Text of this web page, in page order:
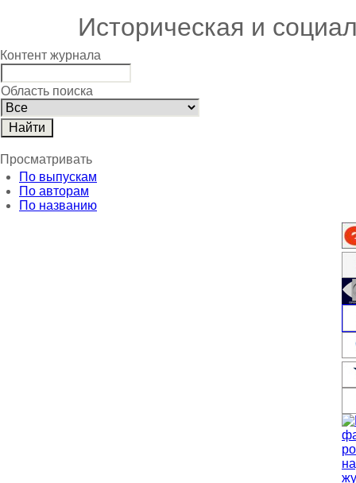
Историческая и
Контент журнала
Область поиска
Просматривать
По выпускам
По авторам
По названию